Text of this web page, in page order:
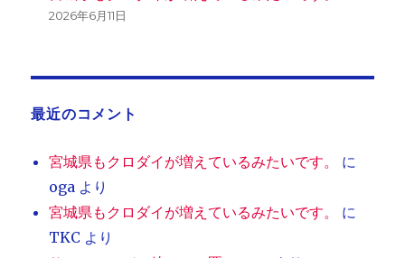
2026年6月11日
最近のコメント
宮城県もクロダイが増えているみたいです。
に
oga より
宮城県もクロダイが増えているみたいです。
に
TKC より